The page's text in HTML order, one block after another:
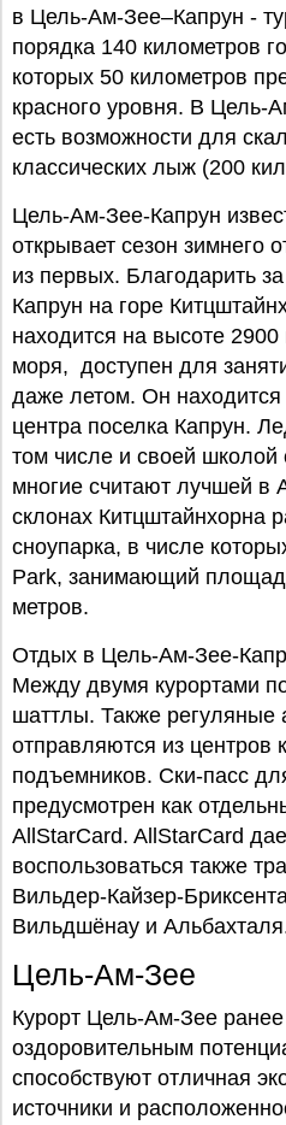
в Цель-Ам-Зее–Капрун -
порядка 140 километров
которых 50 километров
красного уровня. В Цель-
есть возможности для
классических лыж (200
Цель-Ам-Зее-Капрун
открывает сезон зимнего
из первых. Благодарить
Капрун на горе
находится на высоте
моря, доступен для
даже летом. Он находится
центра поселка Капрун.
том числе и своей школой
многие считают лучшей в
склонах Китцштайнхорна
сноупарка, в числе
Park, занимающий
метров.
Отдых в Цель-Ам-Зее-
Между двумя курортами
шаттлы. Также регуляные
отправляются из центров
подъемников. Ски-пасс
предусмотрен как
AllStarCard. AllStarCard
воспользоваться также
Вильдер-Кайзер-
Вильдшёнау и
Цель-Ам-Зее
Курорт Цель-Ам-Зее
оздоровительным
способствуют отличная
источники и